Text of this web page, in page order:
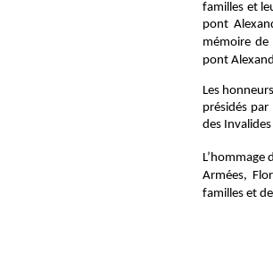
familles et
pont
mémoire de
pont
Les
présidés par
des
L’hommage
Armées,
familles et